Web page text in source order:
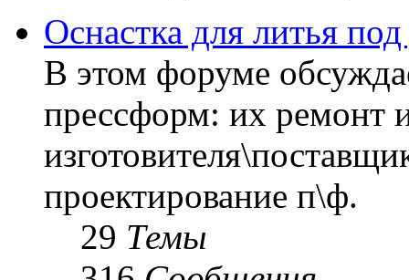
Оснастка для литья
В этом форуме
прессформ: их ремонт
проектирование п\ф.
29 Темы